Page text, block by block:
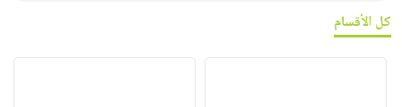
كل الأقسام